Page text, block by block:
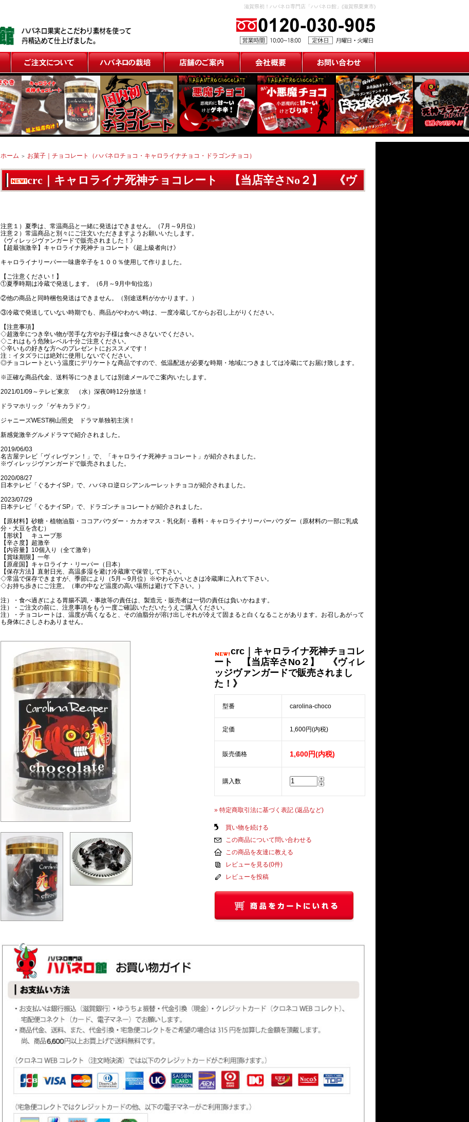
滋賀県初！ハバネロ専門店「ハバネロ館」(滋賀県栗東市)
ご注文について ハバネロの栽培 店舗のご案内 会社概要 お問い合わせ
ホーム ＞ お菓子｜チョコレート（ハバネロチョコ・キャロライナチョコ・ドラゴンチョコ）
crc｜キャロライナ死神チョコレート 【当店辛さNo２】 《ヴ
注意１）夏季は、常温商品と一緒に発送はできません。（7月～9月位）
注意２）常温商品と別々にご注文いただきますようお願いいたします。
《ヴィレッジヴァンガードで販売されました！》
【超最強激辛】キャロライナ死神チョコレート《超上級者向け》
キャロライナリーパー一味唐辛子を１００％使用して作りました。
【ご注意ください！】
①夏季時期は冷蔵で発送します。（6月～9月中旬位迄）
②他の商品と同時梱包発送はできません。（別途送料がかかります。）
③冷蔵で発送していない時期でも、商品がやわかい時は、一度冷蔵してからお召し上がりください。
【注意事項】
◇超激辛につき辛い物が苦手な方やお子様は食べささないでください。
◇これはもう危険レベル十分ご注意ください。
◇辛いもの好きな方へのプレゼントにおススメです！
注：イタズラには絶対に使用しないでください。
◎チョコレートという温度にデリケートな商品ですので、低温配送が必要な時期・地域につきましては冷蔵にてお届け致します。
※正確な商品代金、送料等につきましては別途メールでご案内いたします。
2021/01/09～テレビ東京 （水）深夜0時12分放送！
ドラマホリック「ゲキカラドウ」
ジャニーズWEST桐山照史 ドラマ単独初主演！
新感覚激辛グルメドラマで紹介されました。
2019/06/03
名古屋テレビ「ヴィレヴァン！」で、「キャロライナ死神チョコレート」が紹介されました。
※ヴィレッジヴァンガードで販売されました。
2020/08/27
日本テレビ「ぐるナイSP」で、ハバネロ逆ロシアンルーレットチョコが紹介されました。
2023/07/29
日本テレビ「ぐるナイSP」で、ドラゴンチョコレートが紹介されました。
【原材料】砂糖・植物油脂・ココアパウダー・カカオマス・乳化剤・香料・キャロライナリーパーパウダー（原材料の一部に乳成
分・大豆を含む）
【形状】 キューブ形
【辛さ度】超激辛
【内容量】10個入り（全て激辛）
【賞味期限】一年
【原産国】キャロライナ・リーパー（日本）
【保存方法】直射日光、高温多湿を避け冷蔵庫で保管して下さい。
◇常温で保存できますが、季節により（5月～9月位）※やわらかいときは冷蔵庫に入れて下さい。
◇お持ち歩きにご注意。（車の中など温度の高い場所は避けて下さい。）
注）・食べ過ぎによる胃腸不調,・事故等の責任は、製造元・販売者は一切の責任は負いかねます。
注）・ご注文の前に、注意事項をもう一度ご確認いただいたうえご購入ください。
注）・チョコレートは、温度が高くなると、その油脂分が溶け出しそれが冷えて固まると白くなることがあります。お召しあがって
も身体にさしさわありません。
crc｜キャロライナ死神チョコレ
ート 【当店辛さNo２】 《ヴィレ
ッジヴァンガードで販売されまし
た！》
型番 carolina-choco
定価 1,600円(内税)
販売価格 1,600円(内税)
購入数
» 特定商取引法に基づく表記 (返品など)
買い物を続ける
この商品について問い合わせる
この商品を友達に教える
レビューを見る(0件)
レビューを投稿